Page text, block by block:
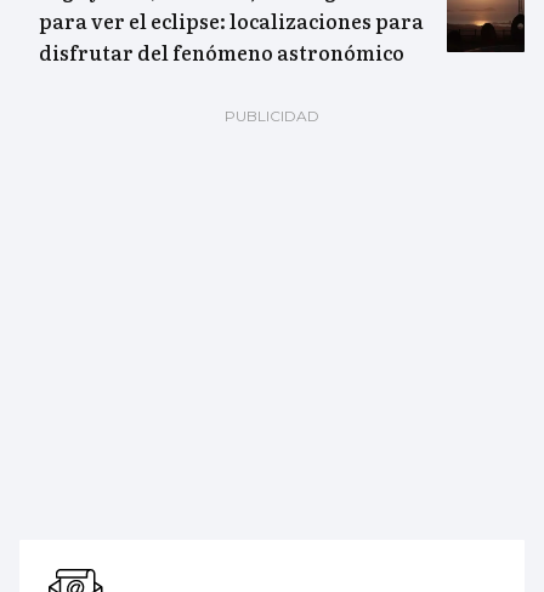
para ver el eclipse: localizaciones para
disfrutar del fenómeno astronómico